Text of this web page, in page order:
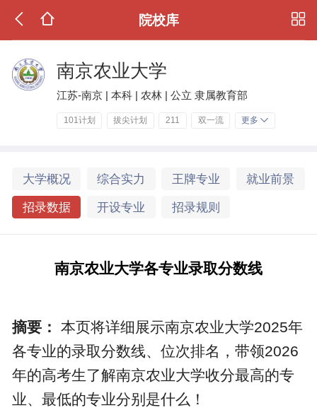
院校库
南京农业大学
江苏-南京 | 本科 | 农林 | 公立 隶属教育部
101计划 拔尖计划 211 双一流 更多
大学概况 综合实力 王牌专业 就业前景
招录数据 开设专业 招录规则
南京农业大学各专业录取分数线
摘要：
本页将详细展示南京农业大学2025年
各专业的录取分数线、位次排名，带领2026
年的高考生了解南京农业大学收分最高的专
业、最低的专业分别是什么！